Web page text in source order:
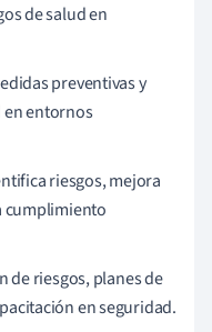
de salud en
preventivas y
en entornos
riesgos, mejora
cumplimiento
de riesgos, planes de
en seguridad.